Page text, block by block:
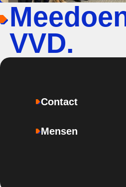
VVD.
Contact
Mensen